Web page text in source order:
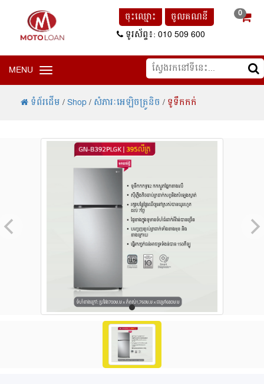
ចូលគណនី
ចុះឈ្មោះ
ទូរស័ព្ទ៖: 010 509 600
0
MENU Toggle navigation
ទំព័រដើម/Shop/សំភារៈអេឡិចត្រូនិច/ទូទឹកកក់